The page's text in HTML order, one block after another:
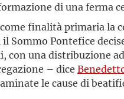
di una ferma
finalità primaria la
Sommo Pontefice
una distribuzione
– dice
le cause di